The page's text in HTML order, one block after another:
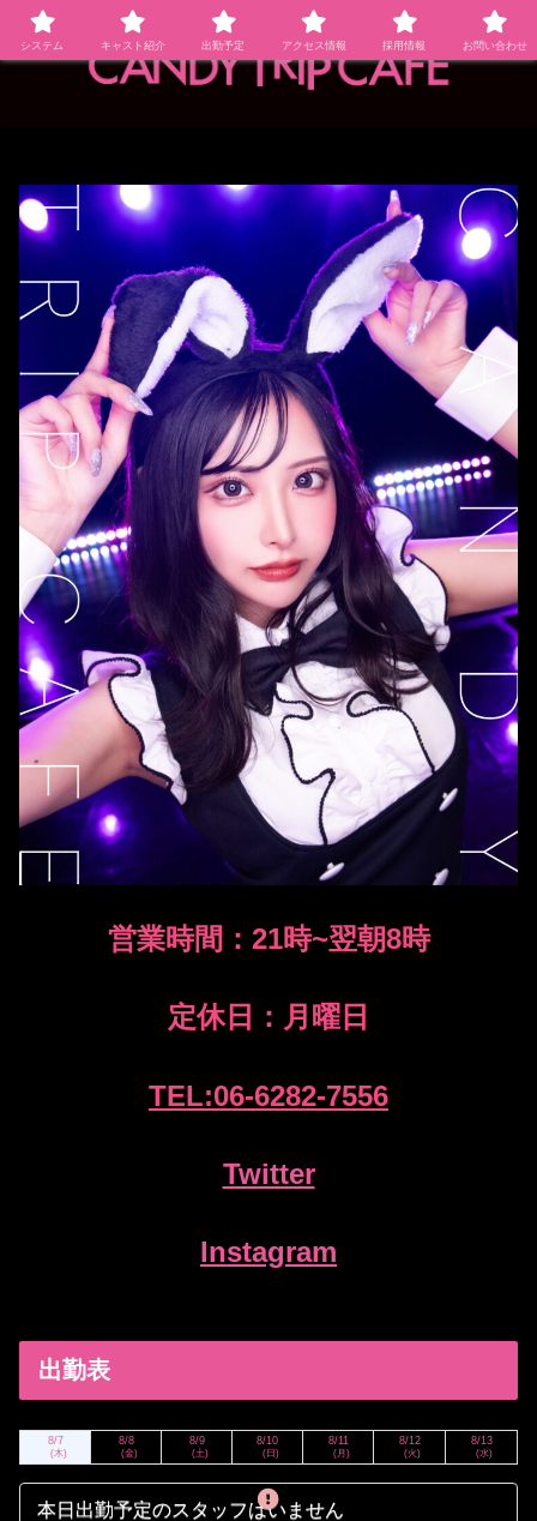
営業時間：21時~翌朝8時
定休日：月曜日
TEL:06-6282-7556
Twitter
Instagram
出勤表
8/7
(木)
8/8
(金)
8/9
(土)
8/10
(日)
8/11
(月)
8/12
(火)
8/13
(水)
本日出勤予定のスタッフはいません
システム キャスト紹介 出勤予定 アクセス情報 採用情報 お問い合わせ